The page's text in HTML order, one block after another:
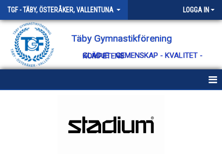
TGF - TÄBY, ÖSTERÅKER, VALLENTUNA LOGGA IN
Täby Gymnastikförening
GLÄDJE - GEMENSKAP - KVALITET - KOMPETENS